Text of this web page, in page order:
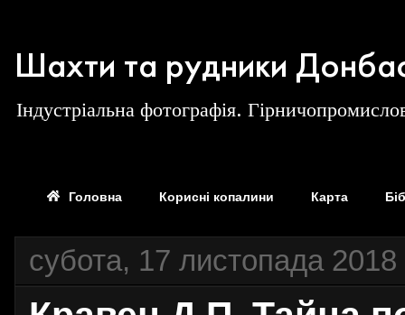
Шахти та рудники
Індустріальна фотографія.
Головна Корисні копалини Карта
субота, 17 листопада 2018